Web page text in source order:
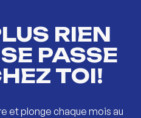
RIEN
PASSE
TOI!
et plonge chaque mois au